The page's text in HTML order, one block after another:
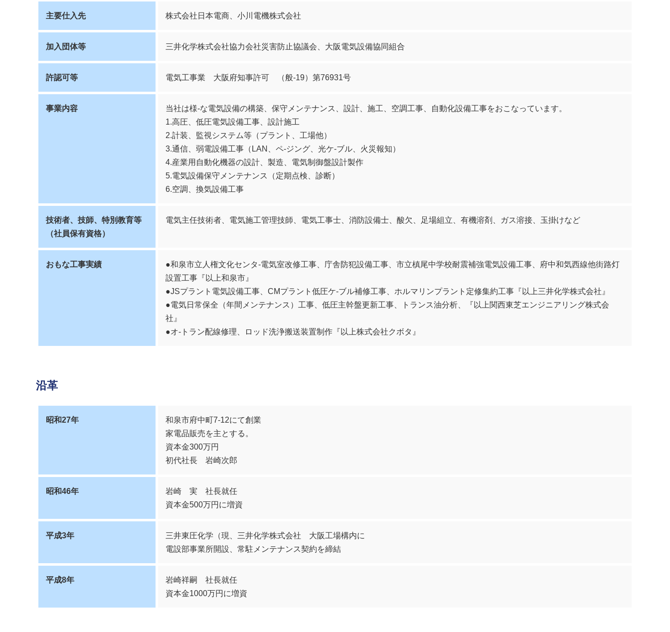
主要仕入先 株式会社日本電商、小川電機株式会社
加入団体等 三井化学株式会社協力会社災害防止協議会、大阪電気設備協同組合
許認可等 電気工事業 大阪府知事許可 （般-19）第76931号
事業内容
当社は様-な電気設備の構築、保守メンテナンス、設計、施工、空調工事、自動化設備工事をおこなっています。
1.高圧、低圧電気設備工事、設計施工
2.計装、監視システム等（プラント、工場他）
3.通信、弱電設備工事（LAN、ペ-ジング、光ケ-ブル、火災報知）
4.産業用自動化機器の設計、製造、電気制御盤設計製作
5.電気設備保守メンテナンス（定期点検、診断）
6.空調、換気設備工事
技術者、技師、特別教育等
（社員保有資格）
電気主任技術者、電気施工管理技師、電気工事士、消防設備士、酸欠、足場組立、有機溶剤、ガス溶接、玉掛けなど
おもな工事実績
●和泉市立人権文化センタ-電気室改修工事、庁舎防犯設備工事、市立槙尾中学校耐震補強電気設備工事、府中和気西線他街路灯
設置工事『以上和泉市』
●JSプラント電気設備工事、CMプラント低圧ケ-ブル補修工事、ホルマリンプラント定修集約工事『以上三井化学株式会社』
●電気日常保全（年間メンテナンス）工事、低圧主幹盤更新工事、トランス油分析、『以上関西東芝エンジニアリング株式会
社』
●オ-トラン配線修理、ロッド洗浄搬送装置制作『以上株式会社クボタ』
沿革
昭和27年
和泉市府中町7-12にて創業
家電品販売を主とする。
資本金300万円
初代社長 岩崎次郎
昭和46年
岩崎 実 社長就任
資本金500万円に増資
平成3年
三井東圧化学（現、三井化学株式会社 大阪工場構内に
電設部事業所開設、常駐メンテナンス契約を締結
平成8年
岩崎祥嗣 社長就任
資本金1000万円に増資